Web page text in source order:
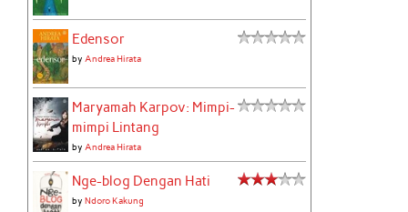
Edensor
byAndrea Hirata
Maryamah Karpov: Mimpi-
mimpi Lintang
byAndrea Hirata
Nge-blog Dengan Hati
byNdoro Kakung